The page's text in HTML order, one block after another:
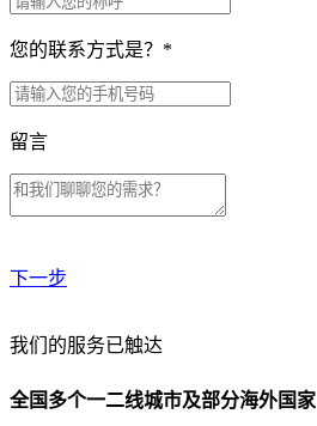
您的联系方式是？ *
留言
下一步
贵公司预算范围是？
我们的服务已触达
全国多个一二线城市及部分海外国家